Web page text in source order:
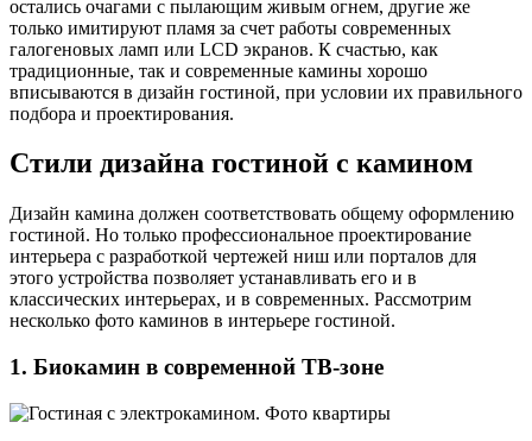
остались очагами с пылающим живым огнем, другие же
только имитируют пламя за счет работы современных
галогеновых ламп или LCD экранов. К счастью, как
традиционные, так и современные камины хорошо
вписываются в дизайн гостиной, при условии их правильного
подбора и проектирования.
Стили дизайна гостиной с камином
Дизайн камина должен соответствовать общему оформлению
гостиной. Но только профессиональное проектирование
интерьера с разработкой чертежей ниш или порталов для
этого устройства позволяет устанавливать его и в
классических интерьерах, и в современных. Рассмотрим
несколько фото каминов в интерьере гостиной.
1. Биокамин в современной ТВ-зоне